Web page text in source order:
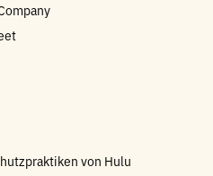
von Hulu